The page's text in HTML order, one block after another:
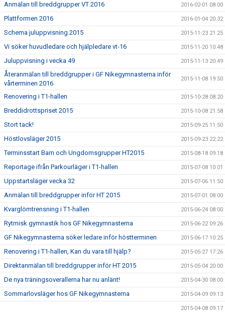
Anmälan till breddgrupper VT 2016 2016-02-01 08:00
Plattformen 2016 2016-01-04 20:32
Schema juluppvisning 2015 2015-11-23 21:25
Vi söker huvudledare och hjälpledare vt-16 2015-11-20 10:48
Juluppvisning i vecka 49 2015-11-13 20:49
Återanmälan till breddgrupper i GF Nikegymnasterna inför
vårterminen 2016
2015-11-08 19:50
Renovering i T1-hallen 2015-10-28 08:20
Breddidrottspriset 2015 2015-10-08 21:58
Stort tack! 2015-09-25 11:50
Höstlovsläger 2015 2015-09-23 22:22
Terminsstart Barn och Ungdomsgrupper HT2015 2015-08-18 09:18
Reportage ifrån Parkourläger i T1-hallen 2015-07-08 10:01
Uppstartsläger vecka 32 2015-07-06 11:50
Anmälan till breddgrupper inför HT 2015 2015-07-01 08:00
Kvarglömtrensning i T1-hallen 2015-06-24 08:00
Rytmisk gymnastik hos GF Nikegymnasterna 2015-06-22 09:26
GF Nikegymnasterna söker ledare inför höstterminen 2015-06-17 10:25
Renovering i T1-hallen, Kan du vara till hjälp? 2015-05-27 17:26
Direktanmälan till breddgrupper inför HT 2015 2015-05-04 20:00
De nya träningsoverallerna har nu anlänt! 2015-04-30 08:00
Sommarlovsläger hos GF Nikegymnasterna 2015-04-09 09:13
2015-04-08 09:17